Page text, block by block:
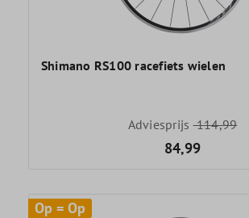
Shimano RS100 racefiets wielen
Adviesprijs114,99
84,99
Op = Op